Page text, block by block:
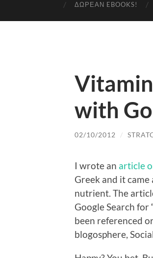
ΔΩΡΕΆΝ EBOOKS!
with
02/10/2012 /
I wrote an article
Greek and it
nutrient. The
Google Search for
been referenced
blogosphere,